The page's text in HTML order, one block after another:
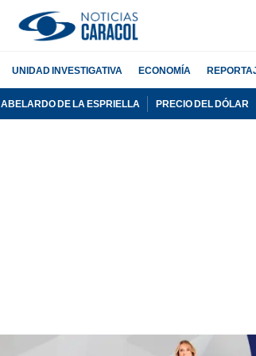
UNIDAD INVESTIGATIVA ECONOMÍA
ABELARDO DE LA ESPRIELLA PRECIO DEL DÓLAR